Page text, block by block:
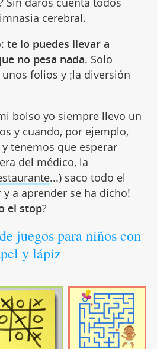
cerebral.
te lo puedes llevar a
no pesa nada. Solo
folios y ¡la diversión
bolso yo siempre llevo un
y cuando, por ejemplo,
tenemos que esperar
del médico, la
...) saco todo el
y a aprender se ha dicho!
el stop?
juegos para niños con
y lápiz